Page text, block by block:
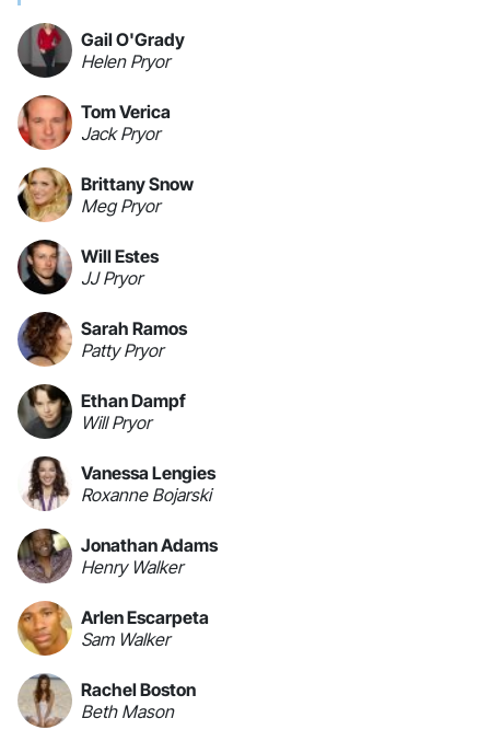
Gail O'Grady
Helen Pryor
Tom Verica
Jack Pryor
Brittany Snow
Meg Pryor
Will Estes
JJ Pryor
Sarah Ramos
Patty Pryor
Ethan Dampf
Will Pryor
Vanessa Lengies
Roxanne Bojarski
Jonathan Adams
Henry Walker
Arlen Escarpeta
Sam Walker
Rachel Boston
Beth Mason